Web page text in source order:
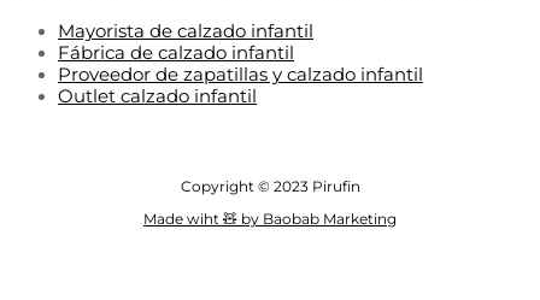
Mayorista de calzado infantil
Fábrica de calzado infantil
Proveedor de zapatillas y calzado infantil
Outlet calzado infantil
Copyright © 2023 Pirufin
Made wiht 🧸 by Baobab Marketing